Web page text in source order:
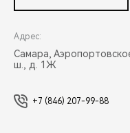
Адрес:
Самара,
ш., д. 1Ж
+7 (846) 207-99-88